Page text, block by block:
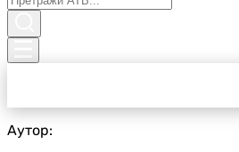
Аутор: